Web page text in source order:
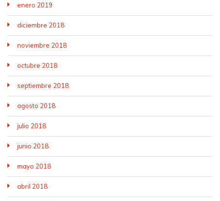
enero 2019
diciembre 2018
noviembre 2018
octubre 2018
septiembre 2018
agosto 2018
julio 2018
junio 2018
mayo 2018
abril 2018